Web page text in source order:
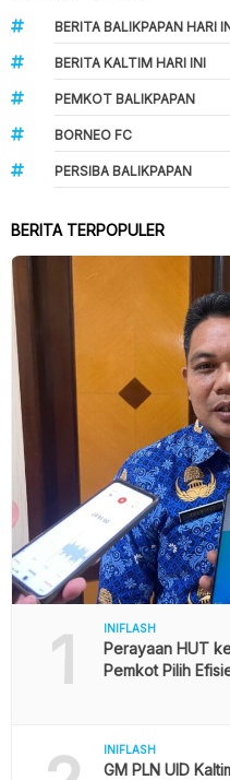
BERITA BALIKPAPAN HARI
BERITA KALTIM HARI INI
PEMKOT BALIKPAPAN
BORNEO FC
PERSIBA BALIKPAPAN
BERITA TERPOPULER
1 INIFLASH
Perayaan HUT
Pemkot Pilih
INIFLASH
GM PLN UID